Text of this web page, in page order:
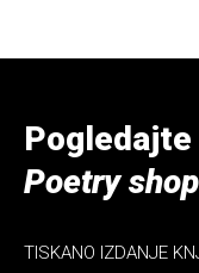
Poetry
TISKANO IZDANJE